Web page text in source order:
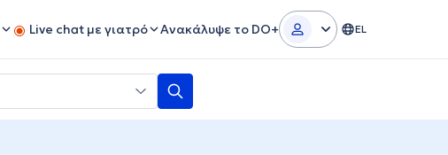
Live chat με γιατρό Ανακάλυψε το DO+ EL